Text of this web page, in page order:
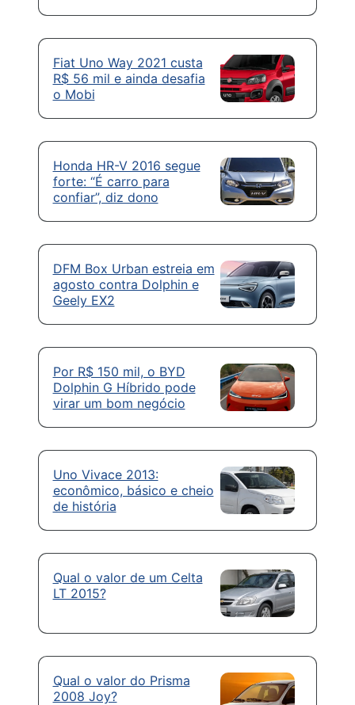
Fiat Uno Way 2021 custa
R$ 56 mil e ainda desafia
o Mobi
Honda HR-V 2016 segue
forte: “É carro para
confiar”, diz dono
DFM Box Urban estreia em
agosto contra Dolphin e
Geely EX2
Por R$ 150 mil, o BYD
Dolphin G Híbrido pode
virar um bom negócio
Uno Vivace 2013:
econômico, básico e cheio
de história
Qual o valor de um Celta
LT 2015?
Qual o valor do Prisma
2008 Joy?